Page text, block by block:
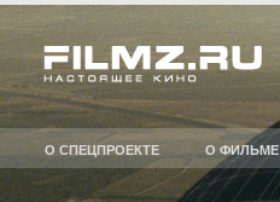
О СПЕЦПРОЕКТЕ О ФИЛЬМЕ